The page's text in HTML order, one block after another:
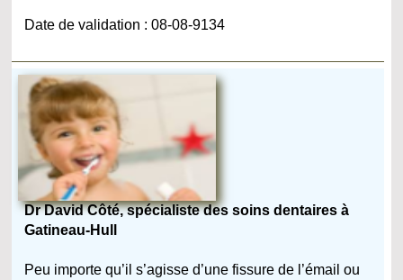
Date de validation : 08-08-9134
Dr David Côté, spécialiste des soins dentaires à
Gatineau-Hull
Peu importe qu’il s’agisse d’une fissure de l’émail ou